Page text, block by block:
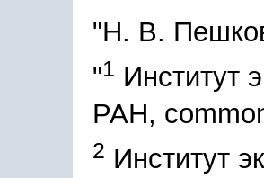
"Н. В.
"1 Институт
РАН,
2 Институт